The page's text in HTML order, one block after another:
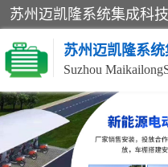
苏州迈凯隆系
非机动车充电桩